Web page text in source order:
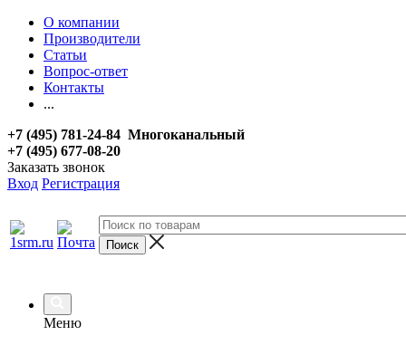
О компании
Производители
Статьи
Вопрос-ответ
Контакты
...
+7 (495) 781-24-84 Многоканальный
+7 (495) 677-08-20
Заказать звонок
Вход Регистрация
Меню